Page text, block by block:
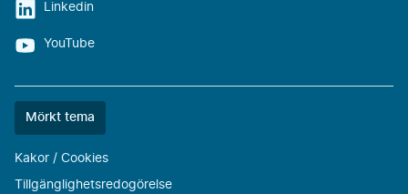
Linkedin
YouTube
Färgtemat
Mörkt tema
Kakor / Cookies
Tillgänglighetsredogörelse